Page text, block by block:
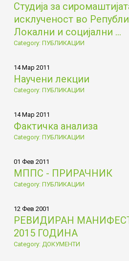
Студија за
исклученост во
Локални и социјални ...
Category: ПУБЛИКАЦИИ
14 Мар 2011
Научени лекции
Category: ПУБЛИКАЦИИ
14 Мар 2011
Фактичка анализа
Category: ПУБЛИКАЦИИ
01 Фев 2011
МППС - ПРИРАЧНИК
Category: ПУБЛИКАЦИИ
12 Фев 2001
РЕВИДИРАН
2015 ГОДИНА
Category: ДОКУМЕНТИ